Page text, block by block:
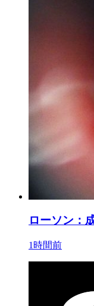
ローソン：
1時間前